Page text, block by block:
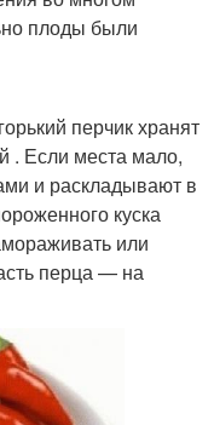
плоды были
перчик хранят
. Если места мало,
и раскладывают в
куска
или
перца — на